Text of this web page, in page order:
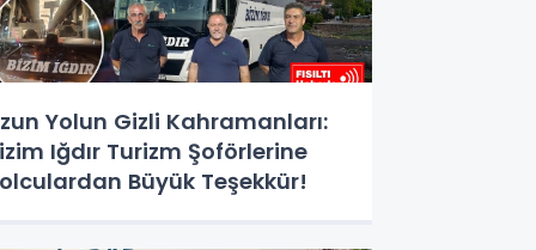
Yolun Gizli Kahramanları:
Iğdır Turizm Şoförlerine
Büyük Teşekkür!